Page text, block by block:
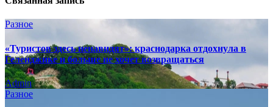
Разное
«Туристов здесь ненавидят»: краснодарка отдохнула в
Геленджике и больше не хочет возвращаться
Admin
Разное